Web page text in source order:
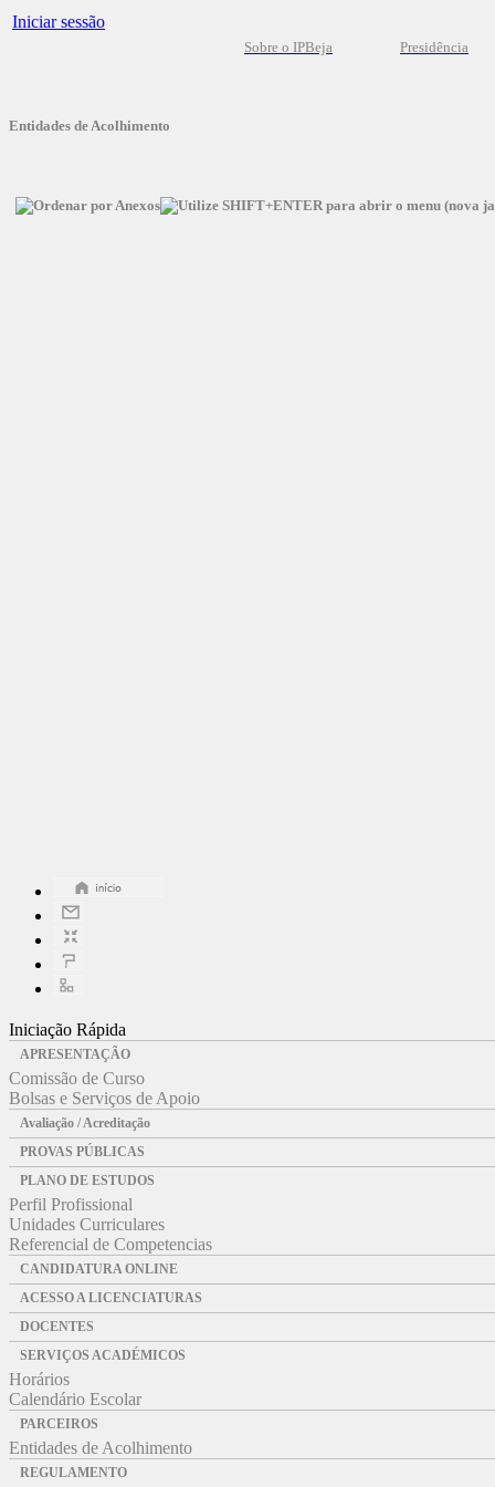
Iniciar sessão
Sobre o IPBeja Presidência
Entidades de Acolhimento
Iniciação Rápida
APRESENTAÇÃO
Comissão de Curso
Bolsas e Serviços de Apoio
Avaliação / Acreditação
PROVAS PÚBLICAS
PLANO DE ESTUDOS
Perfil Profissional
Unidades Curriculares
Referencial de Competencias
CANDIDATURA ONLINE
ACESSO A LICENCIATURAS
DOCENTES
SERVIÇOS ACADÉMICOS
Horários
Calendário Escolar
PARCEIROS
Entidades de Acolhimento
REGULAMENTO